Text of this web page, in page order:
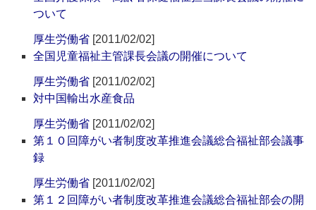
ついて
厚生労働省 [2011/02/02]
全国児童福祉主管課長会議の開催について
厚生労働省 [2011/02/02]
対中国輸出水産食品
厚生労働省 [2011/02/02]
第１０回障がい者制度改革推進会議総合福祉部会議事
録
厚生労働省 [2011/02/02]
第１２回障がい者制度改革推進会議総合福祉部会の開